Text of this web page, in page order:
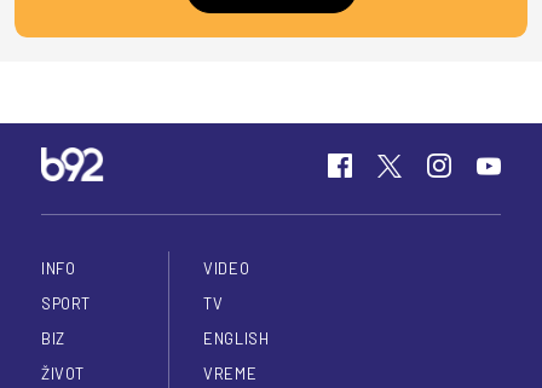
INFO
SPORT
BIZ
ŽIVOT
VIDEO
TV
ENGLISH
VREME